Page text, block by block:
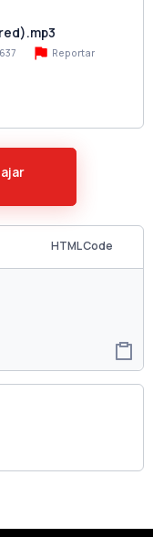
Reportar
HTML Code